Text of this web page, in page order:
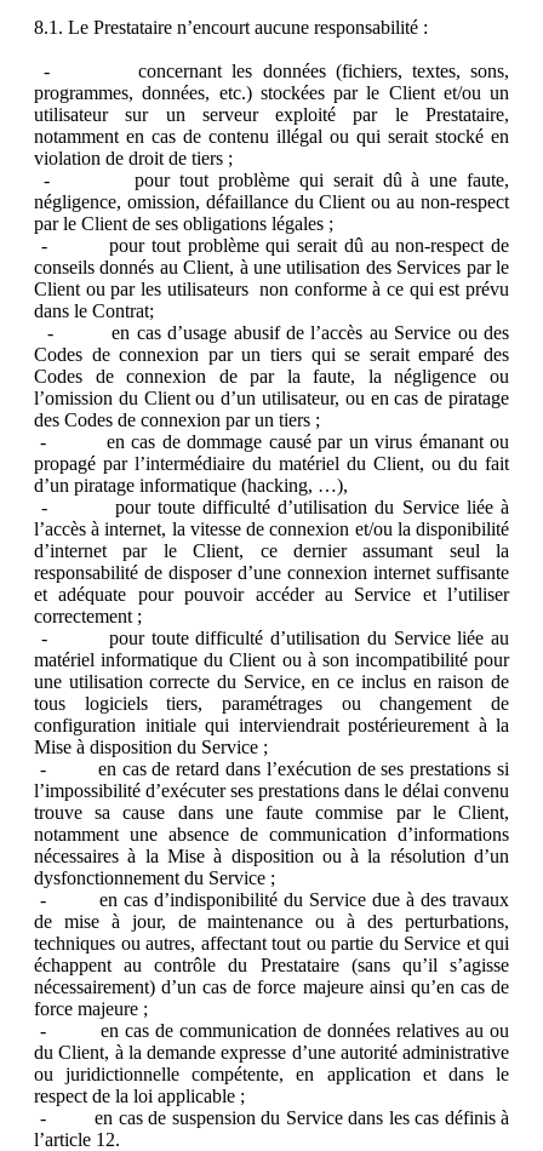
8.1. Le Prestataire n’encourt aucune responsabilité :
- concernant les données (fichiers, textes, sons,
programmes, données, etc.) stockées par le Client et/ou un
utilisateur sur un serveur exploité par le Prestataire,
notamment en cas de contenu illégal ou qui serait stocké en
violation de droit de tiers ;
- pour tout problème qui serait dû à une faute,
négligence, omission, défaillance du Client ou au non-respect
par le Client de ses obligations légales ;
- pour tout problème qui serait dû au non-respect de
conseils donnés au Client, à une utilisation des Services par le
Client ou par les utilisateurs non conforme à ce qui est prévu
dans le Contrat;
- en cas d’usage abusif de l’accès au Service ou des
Codes de connexion par un tiers qui se serait emparé des
Codes de connexion de par la faute, la négligence ou
l’omission du Client ou d’un utilisateur, ou en cas de piratage
des Codes de connexion par un tiers ;
- en cas de dommage causé par un virus émanant ou
propagé par l’intermédiaire du matériel du Client, ou du fait
d’un piratage informatique (hacking, …),
- pour toute difficulté d’utilisation du Service liée à
l’accès à internet, la vitesse de connexion et/ou la disponibilité
d’internet par le Client, ce dernier assumant seul la
responsabilité de disposer d’une connexion internet suffisante
et adéquate pour pouvoir accéder au Service et l’utiliser
correctement ;
- pour toute difficulté d’utilisation du Service liée au
matériel informatique du Client ou à son incompatibilité pour
une utilisation correcte du Service, en ce inclus en raison de
tous logiciels tiers, paramétrages ou changement de
configuration initiale qui interviendrait postérieurement à la
Mise à disposition du Service ;
- en cas de retard dans l’exécution de ses prestations si
l’impossibilité d’exécuter ses prestations dans le délai convenu
trouve sa cause dans une faute commise par le Client,
notamment une absence de communication d’informations
nécessaires à la Mise à disposition ou à la résolution d’un
dysfonctionnement du Service ;
- en cas d’indisponibilité du Service due à des travaux
de mise à jour, de maintenance ou à des perturbations,
techniques ou autres, affectant tout ou partie du Service et qui
échappent au contrôle du Prestataire (sans qu’il s’agisse
nécessairement) d’un cas de force majeure ainsi qu’en cas de
force majeure ;
- en cas de communication de données relatives au ou
du Client, à la demande expresse d’une autorité administrative
ou juridictionnelle compétente, en application et dans le
respect de la loi applicable ;
- en cas de suspension du Service dans les cas définis à
l’article 12.